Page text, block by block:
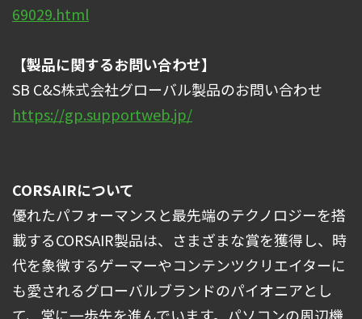
69029.html
【製品に関するお問い合わせ】
SB C&S株式会社グローバル製品のお問い合わせ
https://gp.supportweb.jp/
CORSAIRについて
優れたパフォーマンスと最先端のテクノロジーを搭
載するCORSAIR製品は、さまざまな賞を獲得し、時
代を象徴するゲーマーやコンテンツクリエイターに
も愛されるグローバルブランドのパイオニアとし